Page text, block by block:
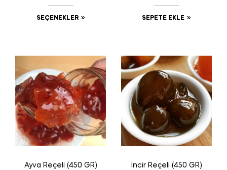
SEÇENEKLER SEPETE EKLE
Ayva Reçeli (450 GR) İncir Reçeli (450 GR)